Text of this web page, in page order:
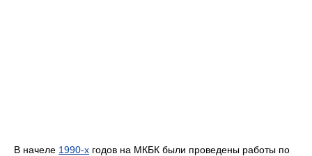
В начеле 1990-х годов на МКБК были проведены работы по